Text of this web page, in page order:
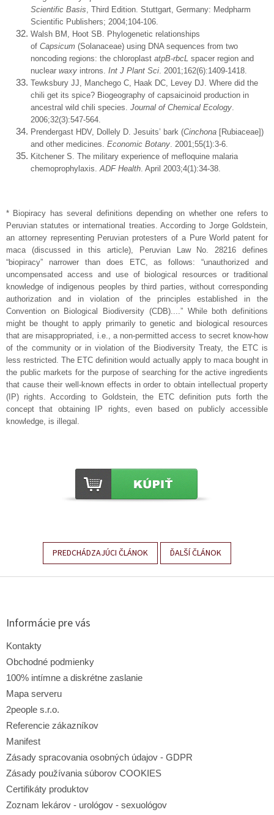
Scientific Basis , Third Edition. Stuttgart, Germany: Medpharm
Scientific Publishers; 2004;104-106.
Walsh BM, Hoot SB. Phylogenetic relationships
of Capsicum (Solanaceae) using DNA sequences from two
noncoding regions: the chloroplast atpB-rbcL spacer region and
nuclear waxy introns. Int J Plant Sci . 2001;162(6):1409-1418.
Tewksbury JJ, Manchego C, Haak DC, Levey DJ. Where did the
chili get its spice? Biogeography of capsaicinoid production in
ancestral wild chili species. Journal of Chemical Ecology
2006;32(3):547-564.
Prendergast HDV, Dollely D. Jesuits’ bark (Cinchona [Rubiaceae])
and other medicines. Economic Botany . 2001;55(1):3-6.
Kitchener S. The military experience of mefloquine malaria
chemoprophylaxis. ADF Health . April 2003;4(1):34-38.
* Biopiracy has several definitions depending on whether one refers to
Peruvian statutes or international treaties. According to Jorge Goldstein,
an attorney representing Peruvian protesters of a Pure World patent for
maca (discussed in this article), Peruvian Law No. 28216 defines
“biopiracy” narrower than does ETC, as follows: “unauthorized and
uncompensated access and use of biological resources or traditional
knowledge of indigenous peoples by third parties, without corresponding
authorization and in violation of the principles established in the
Convention on Biological Biodiversity (CDB)....” While both definitions
might be thought to apply primarily to genetic and biological resources
that are misappropriated, i.e., a non-permitted access to secret know-how
of the community or in violation of the Biodiversity Treaty, the ETC is
less restricted. The ETC definition would actually apply to maca bought in
the public markets for the purpose of searching for the active ingredients
that cause their well-known effects in order to obtain intellectual property
(IP) rights. According to Goldstein, the ETC definition puts forth the
concept that obtaining IP rights, even based on publicly accessible
knowledge, is illegal.
PREDCHÁDZAJÚCI ČLÁNOK ĎALŠÍ ČLÁNOK
Z
Informácie pre vás
Kontakty
Obchodné podmienky
100% intímne a diskrétne zaslanie
Mapa serveru
2people s.r.o.
Referencie zákazníkov
Manifest
Zásady spracovania osobných údajov - GDPR
Zásady používania súborov COOKIES
Certifikáty produktov
Zoznam lekárov - urológov - sexuológov